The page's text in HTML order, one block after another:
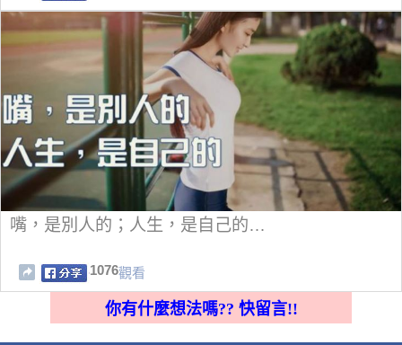
嘴，是別人的；人生，是自己的…
1076觀看
你有什麼想法嗎?? 快留言!!